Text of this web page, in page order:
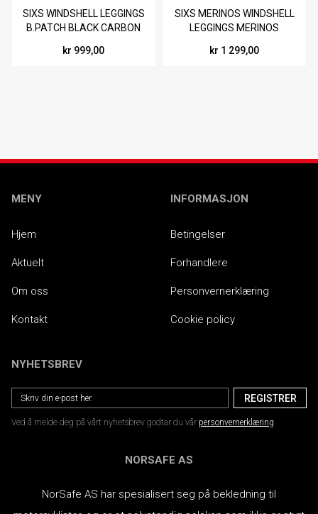
SIXS WINDSHELL LEGGINGS
B.PATCH BLACK CARBON
kr 999,00
SIXS MERINOS WINDSHELL
LEGGINGS MERINOS
kr 1 299,00
MENY
Hjem
Aktuelt
Om oss
Kontakt
INFORMASJON
Betingelser
Forhandlere
Personvernerklæring
Cookie policy
NYHETSBREV
Ved å melde deg på vårt nyhetsbrev godtar du vår personvernerklæring
NORSAFE AS
NorSafe AS har spesialisert seg på bekledning til